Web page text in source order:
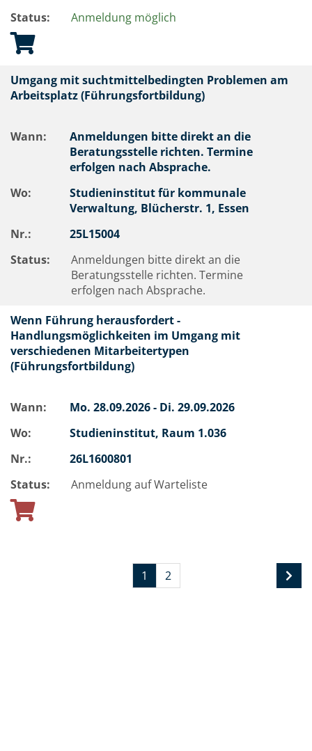
Status:
Anmeldung möglich
Umgang mit suchtmittelbedingten Problemen am
Arbeitsplatz (Führungsfortbildung)
Wann:
Anmeldungen bitte direkt an die
Beratungsstelle richten. Termine
erfolgen nach Absprache.
Wo:
Studieninstitut für kommunale
Verwaltung, Blücherstr. 1, Essen
Nr.:
25L15004
Status:
Anmeldungen bitte direkt an die
Beratungsstelle richten. Termine
erfolgen nach Absprache.
Wenn Führung herausfordert -
Handlungsmöglichkeiten im Umgang mit
verschiedenen Mitarbeitertypen
(Führungsfortbildung)
Wann: Mo. 28.09.2026 - Di. 29.09.2026
Wo:
Studieninstitut, Raum 1.036
Nr.:
26L1600801
Status:
Anmeldung auf Warteliste
1 2